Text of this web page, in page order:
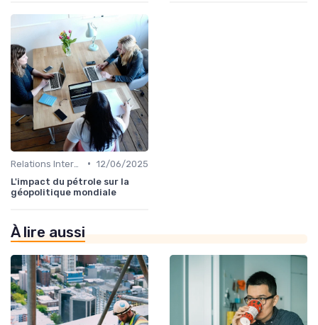
• 12/06/2025
L'impact du pétrole sur la
géopolitique mondiale
À lire aussi